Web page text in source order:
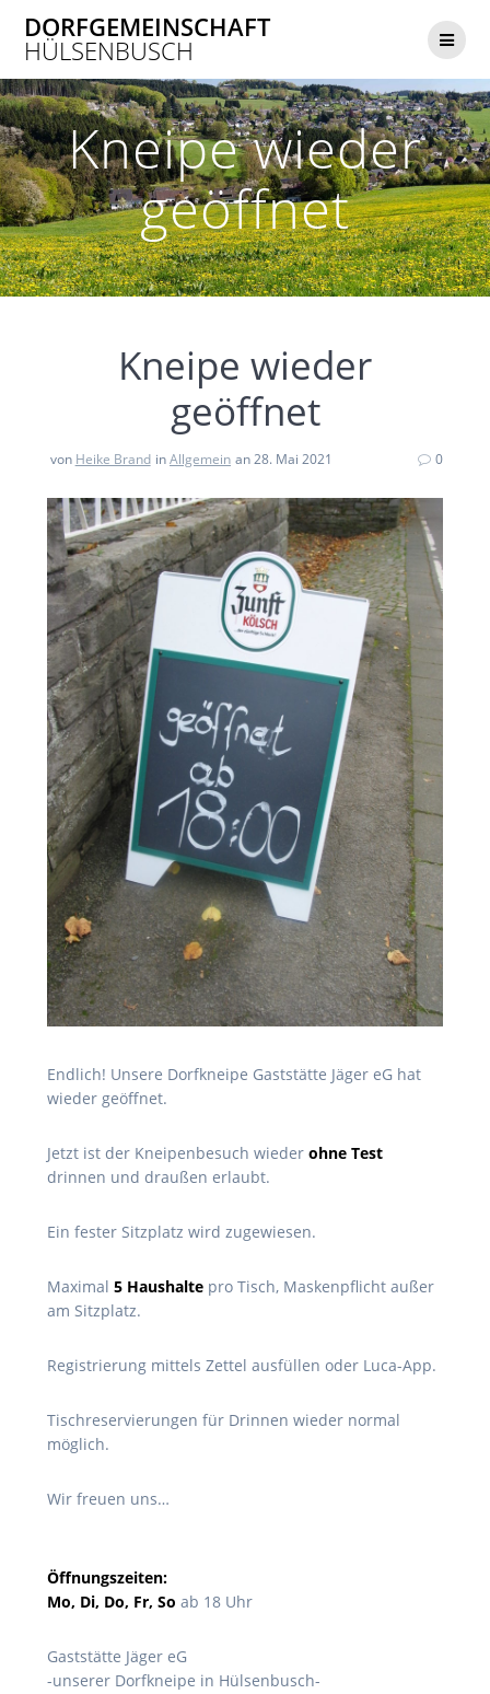
Inhalt
DORFGEMEINSCHAFT
HÜLSENBUSCH
Kneipe wieder
geöffnet
Kneipe wieder
geöffnet
von Heike Brand inAllgemein an 28. Mai 2021 0
Endlich! Unsere Dorfkneipe Gaststätte Jäger eG hat
wieder geöffnet.
Jetzt ist der Kneipenbesuch wieder ohne Test
drinnen und draußen erlaubt.
Ein fester Sitzplatz wird zugewiesen.
Maximal 5 Haushalte pro Tisch, Maskenpflicht außer
am Sitzplatz.
Registrierung mittels Zettel ausfüllen oder Luca-App.
Tischreservierungen für Drinnen wieder normal
möglich.
Wir freuen uns…
Öffnungszeiten:
Mo, Di, Do, Fr, So ab 18 Uhr
Gaststätte Jäger eG
-unserer Dorfkneipe in Hülsenbusch-